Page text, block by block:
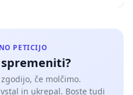
PETICIJO
če molčimo.
in ukrepal. Boste tudi